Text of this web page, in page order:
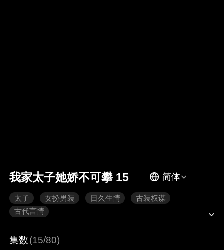
我家太子她娇不可攀 15 简体
太子 女扮男装 日久生情
古装权谋
古代言情
集数(15/80)